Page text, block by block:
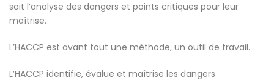
soit l’analyse des dangers et points critiques pour leur
maîtrise.
L’HACCP est avant tout une méthode, un outil de travail.
L’HACCP identifie, évalue et maîtrise les dangers